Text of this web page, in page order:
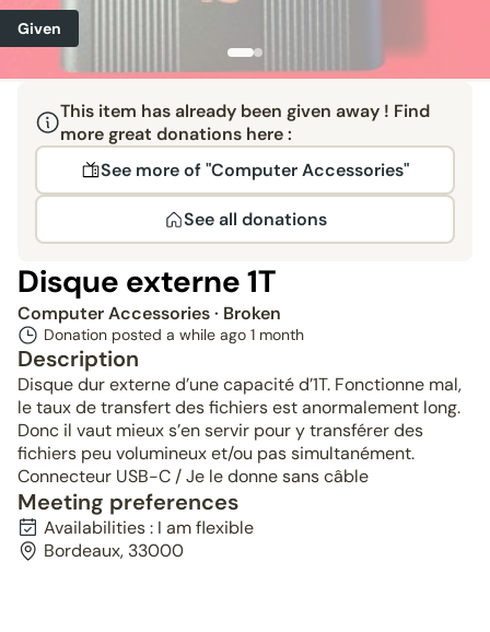
Given
This item has already been given away ! Find
more great donations here :
See more of "Computer Accessories"
See all donations
Disque externe 1T
Computer Accessories· Broken
Donation posted a while ago 1 month
Description
Disque dur externe d’une capacité d’1T. Fonctionne mal,
le taux de transfert des fichiers est anormalement long.
Donc il vaut mieux s’en servir pour y transférer des
fichiers peu volumineux et/ou pas simultanément.
Connecteur USB-C / Je le donne sans câble
Meeting preferences
Availabilities : I am flexible
Bordeaux, 33000